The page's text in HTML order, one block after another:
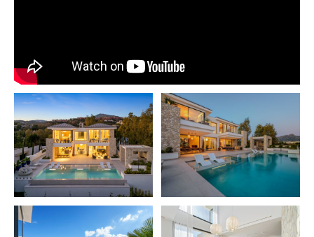
Natur. In perfekter Lage zwischen dem Mittelmeer und
dem Berg La Concha bietet sie einen
atemberaubenden Panoramablick auf die Küste und
das darunterliegende Tal.
Die Villa erstreckt sich über drei Ebenen mit einer
Wohnfläche von 605 m² und verfügt über fünf
Schlafzimmer und vier Badezimmer, die alle mit
höchster Liebe zum Detail gestaltet wurden. Das
Erdgeschoss besticht durch offene Wohn- und
Essbereiche, die nahtlos in weitläufige Terrassen und
einen beeindruckenden 73 m² großen Infinity-Pool